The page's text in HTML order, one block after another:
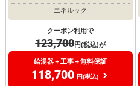
エネルック
クーポン利用で
123,700円(税込)が
給湯器＋工事＋無料保証
118,700 円(税込)